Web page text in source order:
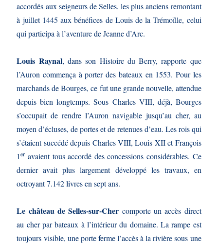
accordés aux seigneurs de Selles, les plus anciens remontant
à juillet 1445 aux bénéfices de Louis de la Trémoïlle, celui
qui participa à l’aventure de Jeanne d’Arc.
Louis Raynal, dans son Histoire du Berry, rapporte que
l’Auron commença à porter des bateaux en 1553. Pour les
marchands de Bourges, ce fut une grande nouvelle, attendue
depuis bien longtemps. Sous Charles VIII, déjà, Bourges
s’occupait de rendre l’Auron navigable jusqu’au cher, au
moyen d’écluses, de portes et de retenues d’eau. Les rois qui
s’étaient succédé depuis Charles VIII, Louis XII et François
1er avaient tous accordé des concessions considérables. Ce
dernier avait plus largement développé les travaux, en
octroyant 7.142 livres en sept ans.
Le château de Selles-sur-Cher comporte un accès direct
au cher par bateaux à l’intérieur du domaine. La rampe est
toujours visible, une porte ferme l’accès à la rivière sous une